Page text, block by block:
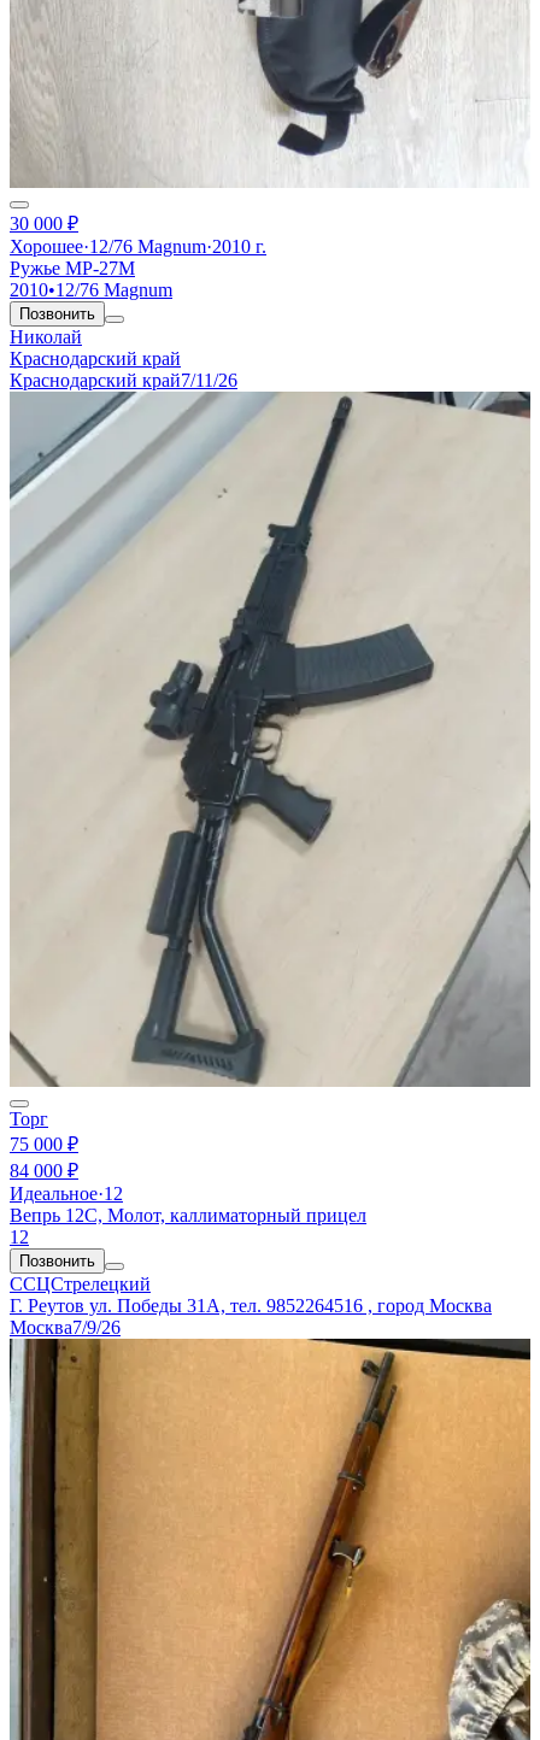
30 000 ₽
Хорошее·12/76 Magnum·2010 г.
Ружье МР-27М
2010•12/76 Magnum
Позвонить
Николай
Краснодарский край
Краснодарский край7/11/26
Торг
75 000 ₽
84 000 ₽
Идеальное·12
Вепрь 12С, Молот, каллиматорный прицел
12
Позвонить
ССЦСтрелецкий
Г. Реутов ул. Победы 31А, тел. 9852264516 , город Москва
Москва7/9/26